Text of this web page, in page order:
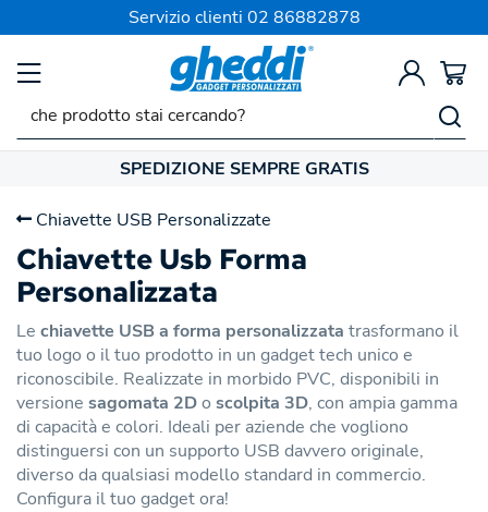
Servizio clienti 02 86882878
SPEDIZIONE SEMPRE GRATIS
Chiavette USB Personalizzate
Chiavette Usb Forma
Personalizzata
Le chiavette USB a forma personalizzata trasformano il
tuo logo o il tuo prodotto in un gadget tech unico e
riconoscibile. Realizzate in morbido PVC, disponibili in
versione sagomata 2Do scolpita 3D, con ampia gamma
di capacità e colori. Ideali per aziende che vogliono
distinguersi con un supporto USB davvero originale,
diverso da qualsiasi modello standard in commercio.
Configura il tuo gadget ora!